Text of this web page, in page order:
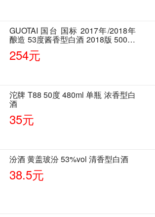
GUOTAI 国台 国标 2017年/2018年
酿造 53度酱香型白酒 2018版 500ml
单瓶装
254元
沱牌 T88 50度 480ml 单瓶 浓香型白
酒
35元
汾酒 黄盖玻汾 53%vol 清香型白酒
38.5元